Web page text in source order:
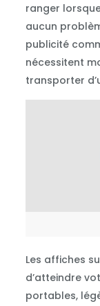
ranger
aucun
publicité
nécessitent
transporter
Les affiches
d’atteindre
portables,